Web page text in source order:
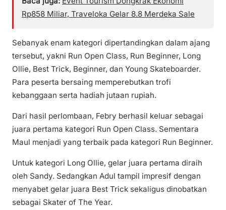
Rp858 Miliar, Traveloka Gelar 8.8 Merdeka Sale
Sebanyak enam kategori dipertandingkan dalam ajang
tersebut, yakni Run Open Class, Run Beginner, Long
Ollie, Best Trick, Beginner, dan Young Skateboarder.
Para peserta bersaing memperebutkan trofi
kebanggaan serta hadiah jutaan rupiah.
Dari hasil perlombaan, Febry berhasil keluar sebagai
juara pertama kategori Run Open Class. Sementara
Maul menjadi yang terbaik pada kategori Run Beginner.
Untuk kategori Long Ollie, gelar juara pertama diraih
oleh Sandy. Sedangkan Adul tampil impresif dengan
menyabet gelar juara Best Trick sekaligus dinobatkan
sebagai Skater of The Year.